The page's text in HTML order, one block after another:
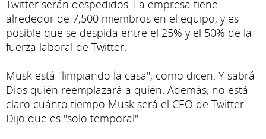
Twitter serán despedidos. La empresa tiene
alrededor de 7,500 miembros en el equipo, y es
posible que se despida entre el 25% y el 50% de la
fuerza laboral de Twitter.
Musk está "limpiando la casa", como dicen. Y sabrá
Dios quién reemplazará a quién. Además, no está
claro cuánto tiempo Musk será el CEO de Twitter.
Dijo que es "solo temporal".